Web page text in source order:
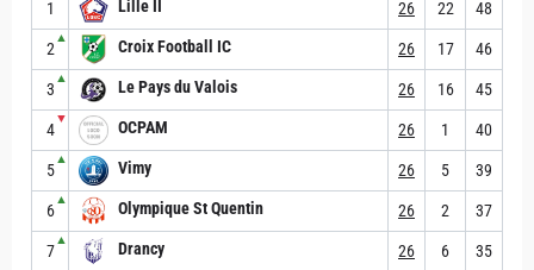
1 Lille II 26 22 48
2
▲ Croix Football IC 26 17 46
3
▲ Le Pays du Valois 26 16 45
4
▼ OCPAM 26 1 40
5
▲ Vimy 26 5 39
6
▲ Olympique St Quentin 26 2 37
7
▲ Drancy 26 6 35